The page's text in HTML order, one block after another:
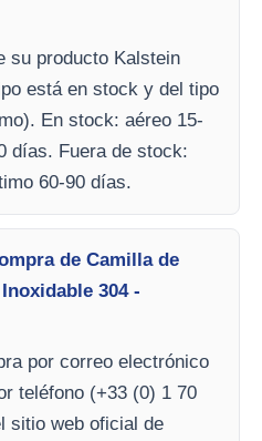
su producto Kalstein
está en stock y del tipo
En stock: aéreo 15-
días. Fuera de stock:
60-90 días.
de Camilla de
304 -
por correo electrónico
teléfono (+33 (0) 1 70
sitio web oficial de